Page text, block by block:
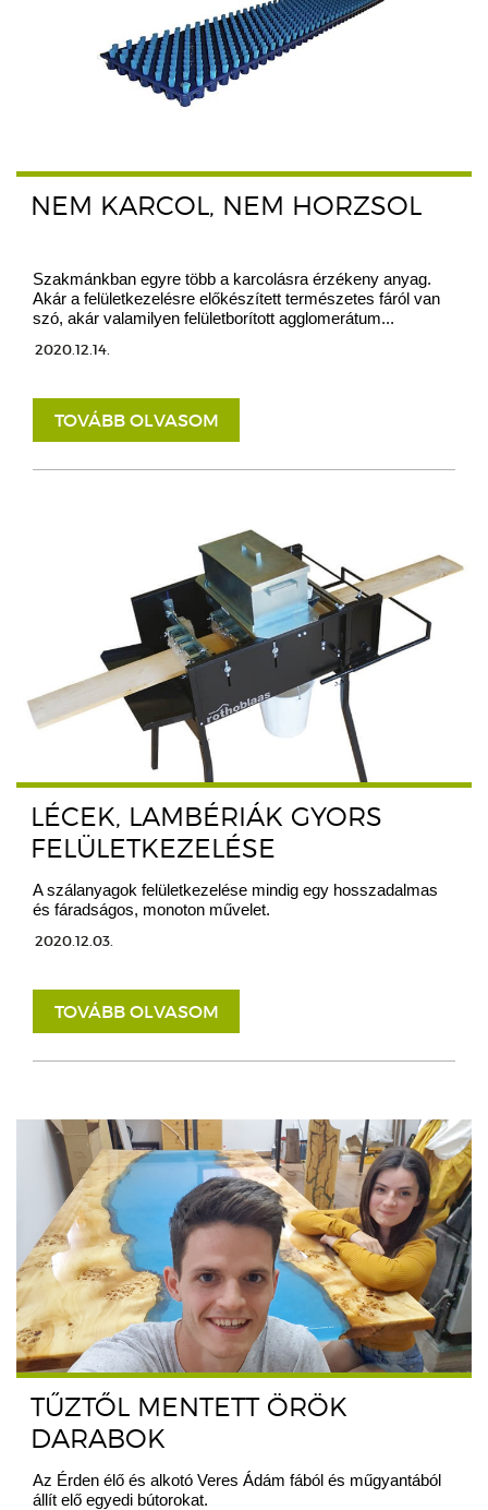
NEM KARCOL, NEM HORZSOL
Szakmánkban egyre több a karcolásra érzékeny anyag.
Akár a felületkezelésre előkészített természetes fáról van
szó, akár valamilyen felületborított agglomerátum...
2020.12.14.
TOVÁBB OLVASOM
LÉCEK, LAMBÉRIÁK GYORS
FELÜLETKEZELÉSE
A szálanyagok felületkezelése mindig egy hosszadalmas
és fáradságos, monoton művelet.
2020.12.03.
TOVÁBB OLVASOM
TŰZTŐL MENTETT ÖRÖK
DARABOK
Az Érden élő és alkotó Veres Ádám fából és műgyantából
állít elő egyedi bútorokat.